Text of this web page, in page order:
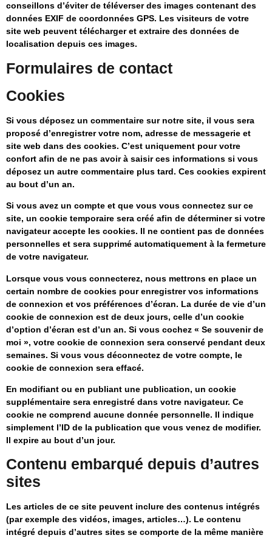
conseillons d’éviter de téléverser des images contenant des
données EXIF de coordonnées GPS. Les visiteurs de votre
site web peuvent télécharger et extraire des données de
localisation depuis ces images.
Formulaires de contact
Cookies
Si vous déposez un commentaire sur notre site, il vous sera
proposé d’enregistrer votre nom, adresse de messagerie et
site web dans des cookies. C’est uniquement pour votre
confort afin de ne pas avoir à saisir ces informations si vous
déposez un autre commentaire plus tard. Ces cookies expirent
au bout d’un an.
Si vous avez un compte et que vous vous connectez sur ce
site, un cookie temporaire sera créé afin de déterminer si votre
navigateur accepte les cookies. Il ne contient pas de données
personnelles et sera supprimé automatiquement à la fermeture
de votre navigateur.
Lorsque vous vous connecterez, nous mettrons en place un
certain nombre de cookies pour enregistrer vos informations
de connexion et vos préférences d’écran. La durée de vie d’un
cookie de connexion est de deux jours, celle d’un cookie
d’option d’écran est d’un an. Si vous cochez « Se souvenir de
moi », votre cookie de connexion sera conservé pendant deux
semaines. Si vous vous déconnectez de votre compte, le
cookie de connexion sera effacé.
En modifiant ou en publiant une publication, un cookie
supplémentaire sera enregistré dans votre navigateur. Ce
cookie ne comprend aucune donnée personnelle. Il indique
simplement l’ID de la publication que vous venez de modifier.
Il expire au bout d’un jour.
Contenu embarqué depuis d’autres
sites
Les articles de ce site peuvent inclure des contenus intégrés
(par exemple des vidéos, images, articles…). Le contenu
intégré depuis d’autres sites se comporte de la même manière